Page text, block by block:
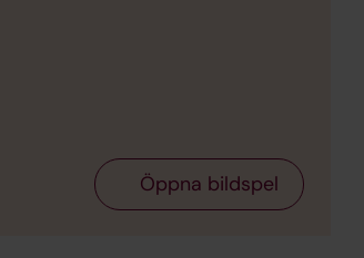
Öppna bildspel